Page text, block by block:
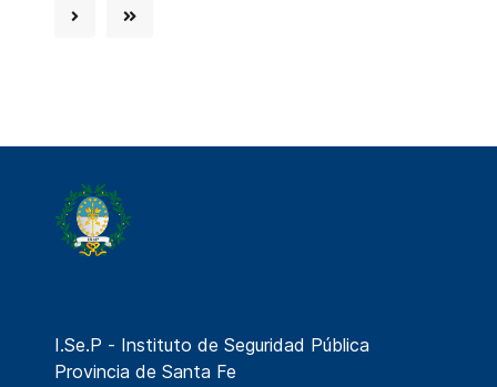
I.Se.P - Instituto de Seguridad Pública
Provincia de Santa Fe